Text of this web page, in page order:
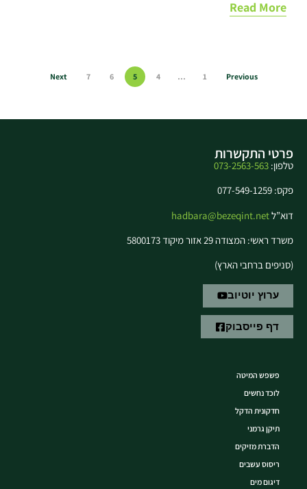
Read More
Previous
1
…
4
5
6
7
Next
פרטי התקשרות
טלפון: 073-2563-563
פקס: 077-549-1259
דוא”לhadbara@bezeqint.net
משרד ראשי: המצודה 29 אזור מיקוד 5800173
(סניפים ברחבי הארץ)
ערוץ יוטיוב
דף פייסבוק
פשפש המיטה
לוכד נחשים
חדקונית הדקל
תיקן גרמני
הדברת מזיקים
ריסוס עשבים
דיגום מים